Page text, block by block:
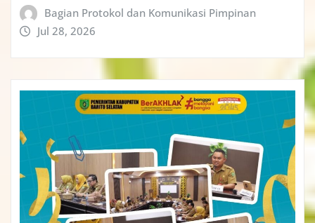
Bagian Protokol dan Komunikasi Pimpinan
Jul 28, 2026